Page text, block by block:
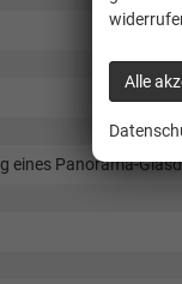
eines Panorama-
Alle